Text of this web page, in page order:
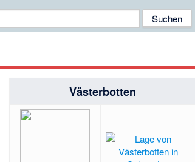
Västerbotten